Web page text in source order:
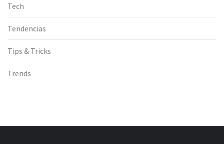
Tech
Tendencias
Tips & Tricks
Trends